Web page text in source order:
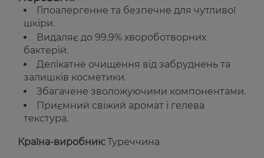
Гіпоалергенне та безпечне для чутливої
шкіри.
Видаляє до 99,9% хвороботворних
бактерій.
Делікатне очищення від забруднень та
залишків косметики.
Збагачене зволожуючими компонентами.
Приємний свіжий аромат і гелева
текстура.
Країна-виробник: Туреччина